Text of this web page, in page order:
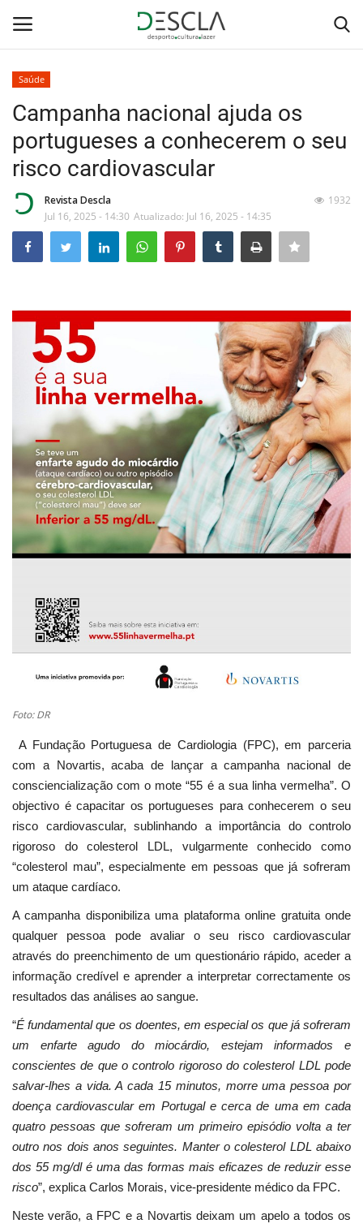
Home
Desporto
Sobre Nós
Educação
Estatuto Editorial
Saúde
Ficha técnica
Cultura
Lazer
Ambiente
Saúde
Campanha nacional ajuda os
portugueses a conhecerem o seu
risco cardiovascular
Revista Descla
Jul 16, 2025 - 14:30 Atualizado: Jul 16, 2025 - 14:35
1932
Foto: DR
A Fundação Portuguesa de Cardiologia (FPC), em parceria
com a Novartis, acaba de lançar a campanha nacional de
consciencialização com o mote “55 é a sua linha vermelha”. O
objectivo é capacitar os portugueses para conhecerem o seu
risco cardiovascular, sublinhando a importância do controlo
rigoroso do colesterol LDL, vulgarmente conhecido como
“colesterol mau”, especialmente em pessoas que já sofreram
um ataque cardíaco.
A campanha disponibiliza uma plataforma online gratuita onde
qualquer pessoa pode avaliar o seu risco cardiovascular
através do preenchimento de um questionário rápido, aceder a
informação credível e aprender a interpretar correctamente os
resultados das análises ao sangue.
“É fundamental que os doentes, em especial os que já sofreram
um enfarte agudo do miocárdio, estejam informados e
conscientes de que o controlo rigoroso do colesterol LDL pode
salvar-lhes a vida. A cada 15 minutos, morre uma pessoa por
doença cardiovascular em Portugal e cerca de uma em cada
quatro pessoas que sofreram um primeiro episódio volta a ter
outro nos dois anos seguintes. Manter o colesterol LDL abaixo
dos 55 mg/dl é uma das formas mais eficazes de reduzir esse
risco”, explica Carlos Morais, vice-presidente médico da FPC.
Neste verão, a FPC e a Novartis deixam um apelo a todos os